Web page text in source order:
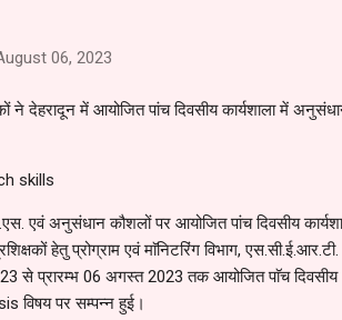
06, 2023
देहरादून में आयोजित पांच दिवसीय कार्यशाला में
एवं अनुसंधान कौशलों पर आयोजित पांच दिवसीय
हेतु प्रोग्राम एवं माॅनिटरिंग विभाग, एस.सी.ई.आर.टी.
से प्रारम्भ 06 अगस्त 2023 तक आयोजित पाॅच दिवसीय
विषय पर सम्पन्न हुई।